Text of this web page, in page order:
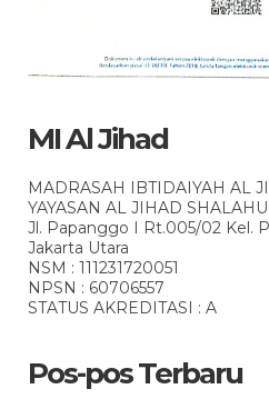
MI Al Jihad
MADRASAH IBTIDAIYAH AL
YAYASAN AL JIHAD
Jl. Papanggo I Rt.005/02 Kel.
Jakarta Utara
NSM : 111231720051
NPSN : 60706557
STATUS AKREDITASI : A
Pos-pos Terbaru